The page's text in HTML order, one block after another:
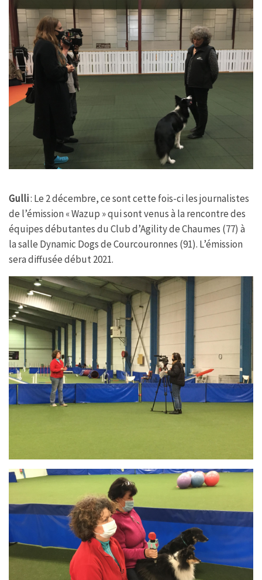
Gulli: Le 2 décembre, ce sont cette fois-ci les journalistes
de l’émission « Wazup » qui sont venus à la rencontre des
équipes débutantes du Club d’Agility de Chaumes (77) à
la salle Dynamic Dogs de Courcouronnes (91). L’émission
sera diffusée début 2021.